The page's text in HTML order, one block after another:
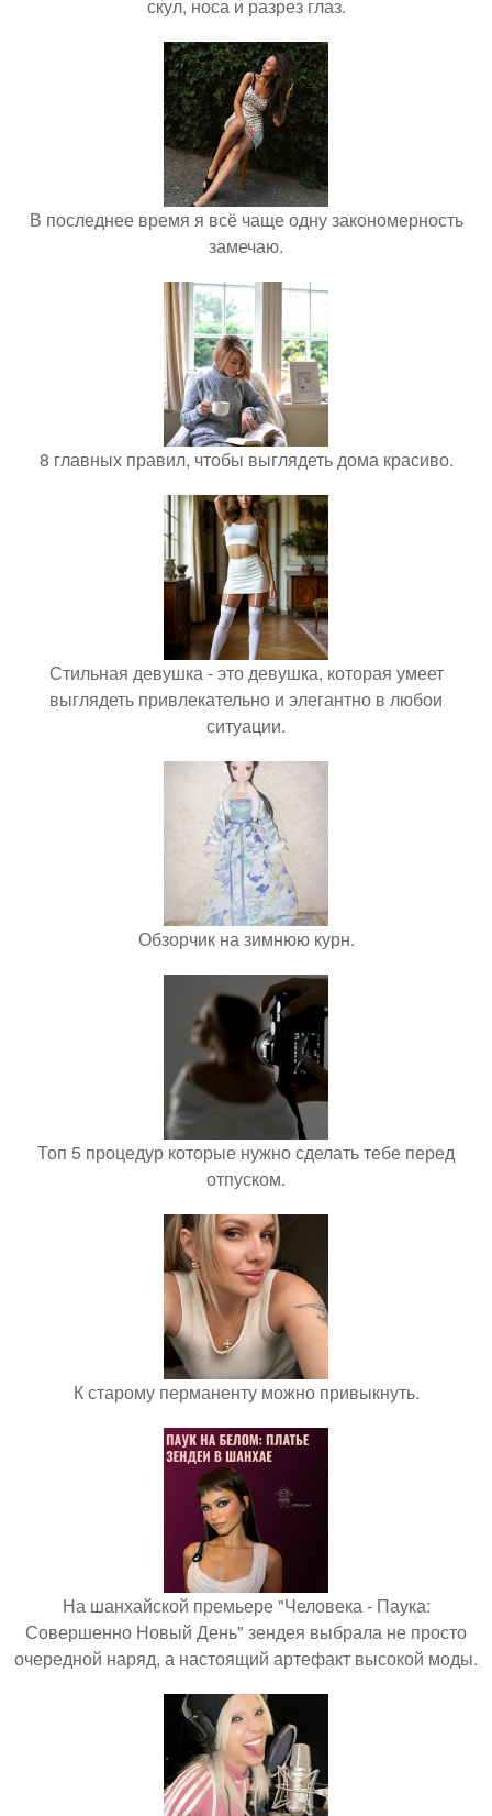
скул, носа и разрез глаз.
В последнее время я всё чаще одну закономерность
замечаю.
8 главных правил, чтобы выглядеть дома красиво.
Стильная девушка - это девушка, которая умеет
выглядеть привлекательно и элегантно в любои
ситуации.
Обзорчик на зимнюю курн.
Топ 5 процедур которые нужно сделать тебе перед
отпуском.
К старому перманенту можно привыкнуть.
На шанхайской премьере "Человека - Паука:
Совершенно Новый День" зендея выбрала не просто
очередной наряд, а настоящий артефакт высокой моды.